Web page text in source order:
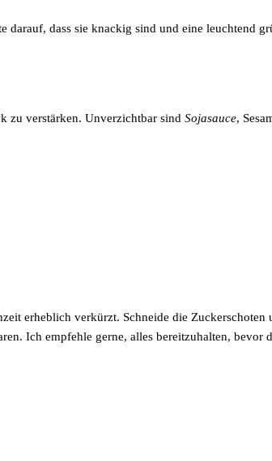
dass sie knackig sind und eine leuchtend
zu verstärken. Unverzichtbar sind Sojasauce,
erheblich verkürzt. Schneide die
Ich empfehle gerne, alles bereitzuhalten, bevor